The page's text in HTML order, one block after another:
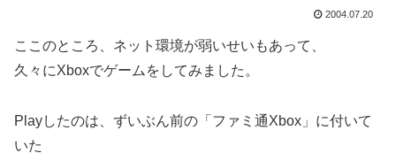
2004.07.20
ここのところ、ネット環境が弱いせいもあって、
久々にXboxでゲームをしてみました。
Playしたのは、ずいぶん前の「ファミ通Xbox」に付いて
いた